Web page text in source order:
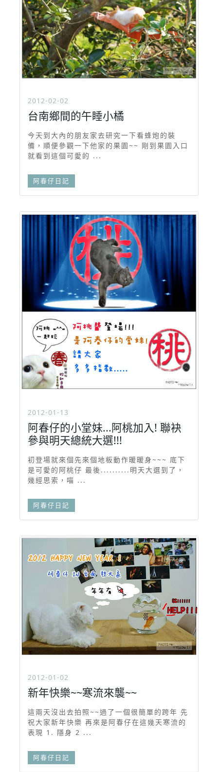
2012-02-02
台南鄉間的午睡小橘
今天到大內的朋友家去研究一下看蜂炮的裝
備，順便參觀一下他家的果園~~ 剛到果園入口
就看到這個可愛的 ...
阿春仔日記
2012-01-13
阿春仔的小堂妹...阿桃加入! 聯袂
參與明天總統大選!!!
初登場就來個先來個地板動作暖暖身~~~ 底下
是可愛的阿桃仔 最後..........明天大選到了，
幾經思索，喵 ...
阿春仔日記
2012-01-02
新年快樂~~寒流來襲~~
這兩天沒出去拍照~~過了一個很簡單的跨年 先
祝大家新年快樂 再來是阿春仔在這幾天寒流的
表現 1. 隱身 2 ...
阿春仔日記